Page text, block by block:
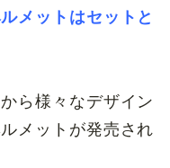
メットはセットと
ら様々なデザイン
メットが発売され